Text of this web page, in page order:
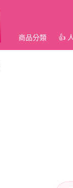
商品分類 👍